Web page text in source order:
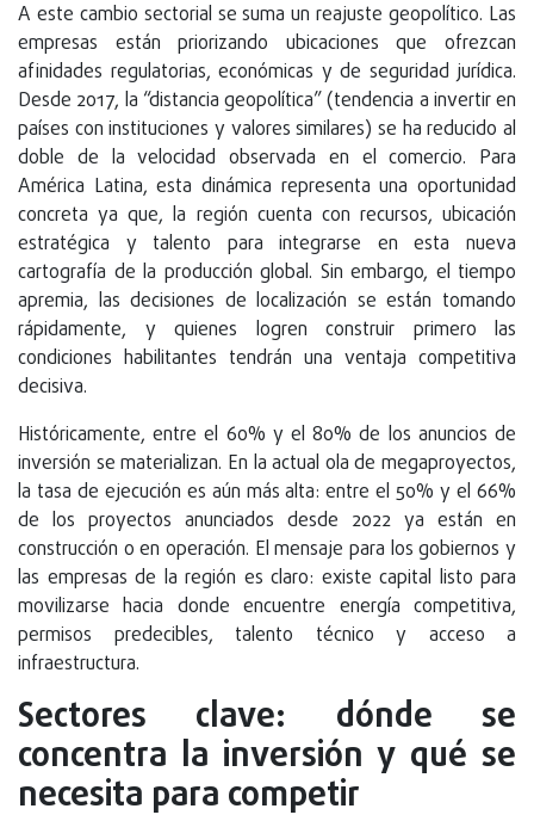
A este cambio sectorial se suma un reajuste geopolítico. Las
empresas están priorizando ubicaciones que ofrezcan
afinidades regulatorias, económicas y de seguridad jurídica.
Desde 2017, la “distancia geopolítica” (tendencia a invertir en
países con instituciones y valores similares) se ha reducido al
doble de la velocidad observada en el comercio. Para
América Latina, esta dinámica representa una oportunidad
concreta ya que, la región cuenta con recursos, ubicación
estratégica y talento para integrarse en esta nueva
cartografía de la producción global. Sin embargo, el tiempo
apremia, las decisiones de localización se están tomando
rápidamente, y quienes logren construir primero las
condiciones habilitantes tendrán una ventaja competitiva
decisiva.
Históricamente, entre el 60% y el 80% de los anuncios de
inversión se materializan. En la actual ola de megaproyectos,
la tasa de ejecución es aún más alta: entre el 50% y el 66%
de los proyectos anunciados desde 2022 ya están en
construcción o en operación. El mensaje para los gobiernos y
las empresas de la región es claro: existe capital listo para
movilizarse hacia donde encuentre energía competitiva,
permisos predecibles, talento técnico y acceso a
infraestructura.
Sectores clave: dónde se
concentra la inversión y qué se
necesita para competir